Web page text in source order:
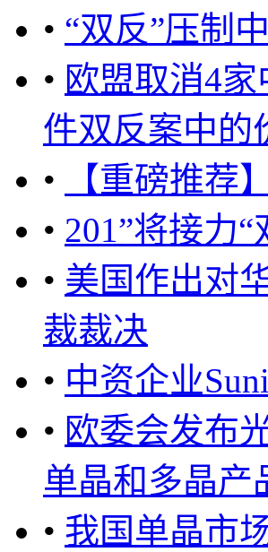
• “双反”压制
• 欧盟取消4
件双反案中的
•
【重磅推荐
• 201”将接力
• 美国作出对
裁裁决
• 中资企业
• 欧委会发布
单晶和多晶产
• 我国单晶市